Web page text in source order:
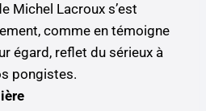
Michel Lacroux s’est
comme en témoigne
égard, reflet du sérieux à
pongistes.